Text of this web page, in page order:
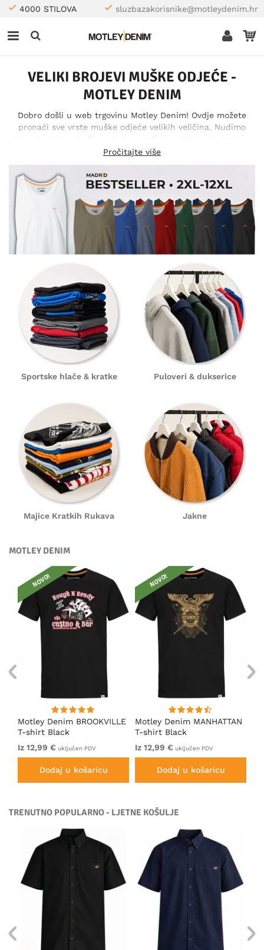
4000 STILOVA sluzbazakorisnike@motleydenim.hr
VELIKI BROJEVI MUŠKE ODJEĆE -
MOTLEY DENIM
Dobro došli u web trgovinu Motley Denim! Ovdje možete
pronaći sve vrste muške odjeće velikih veličina. Nudimo
traperice i hlače u širinama 40-70 i razne majice kao što su
dalje, također u veličinama 2XL-12XL. U našem asortimanu
pronaći ćete sve vrste muške odjeće u velikim veličinama -
bilo da se radi o svakodnevnoj odjeći, radnoj ili sportskoj
odjeći. Ako tražite modernu odjeću velikih veličina došli ste
na pravo mjesto - u Motley Denim!
Pročitajte više
Sportske hlače & kratke Puloveri & dukserice
Majice Kratkih Rukava Jakne
MOTLEY DENIM
Motley Denim BROOKVILLE
T-shirt Black
NOVO!
Iz 12,99 € uključen PDV
Dodaj u košaricu
Motley Denim MANHATTAN
T-shirt Black
NOVO!
Iz 12,99 € uključen PDV
Dodaj u košaricu
TRENUTNO POPULARNO - LJETNE KOŠULJE